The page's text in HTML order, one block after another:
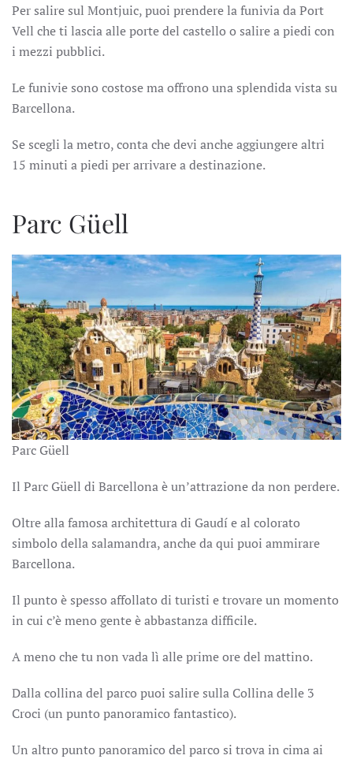
Per salire sul Montjuic, puoi prendere la funivia da Port
Vell che ti lascia alle porte del castello o salire a piedi con
i mezzi pubblici.
Le funivie sono costose ma offrono una splendida vista su
Barcellona.
Se scegli la metro, conta che devi anche aggiungere altri
15 minuti a piedi per arrivare a destinazione.
Parc Güell
Parc Güell
Il Parc Güell di Barcellona è un’attrazione da non perdere.
Oltre alla famosa architettura di Gaudí e al colorato
simbolo della salamandra, anche da qui puoi ammirare
Barcellona.
Il punto è spesso affollato di turisti e trovare un momento
in cui c’è meno gente è abbastanza difficile.
A meno che tu non vada lì alle prime ore del mattino.
Dalla collina del parco puoi salire sulla Collina delle 3
Croci (un punto panoramico fantastico).
Un altro punto panoramico del parco si trova in cima ai